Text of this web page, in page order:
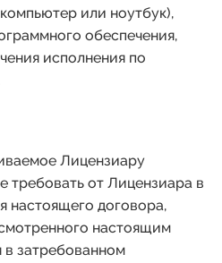
или ноутбук),
обеспечения,
исполнения по
Лицензиару
требовать от Лицензиара в
настоящего договора,
настоящим
затребованном